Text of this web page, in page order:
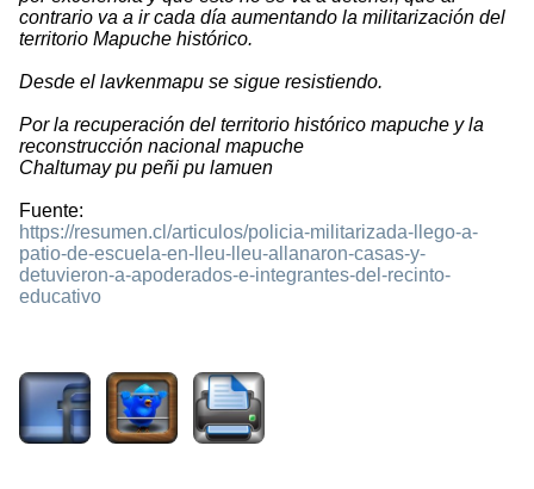
contrario va a ir cada día aumentando la militarización del
territorio Mapuche histórico.
Desde el lavkenmapu se sigue resistiendo.
Por la recuperación del territorio histórico mapuche y la
reconstrucción nacional mapuche
Chaltumay pu peñi pu lamuen
Fuente:
https://resumen.cl/articulos/policia-militarizada-llego-a-
patio-de-escuela-en-lleu-lleu-allanaron-casas-y-
detuvieron-a-apoderados-e-integrantes-del-recinto-
educativo